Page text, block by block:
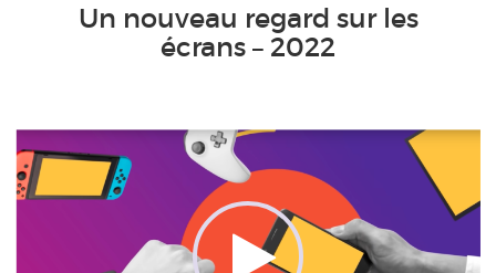
Un nouveau regard sur les
écrans – 2022